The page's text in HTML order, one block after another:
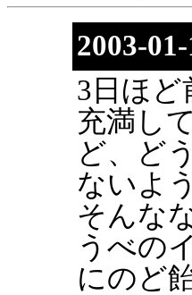
2003-
3日ほ
充満し
ど、ど
ないよ
そんな
うべの
にのど